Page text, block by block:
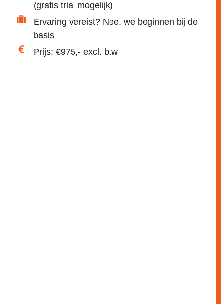
(gratis trial mogelijk)
Ervaring vereist? Nee, we beginnen bij de
basis
Prijs: €975,- excl. btw